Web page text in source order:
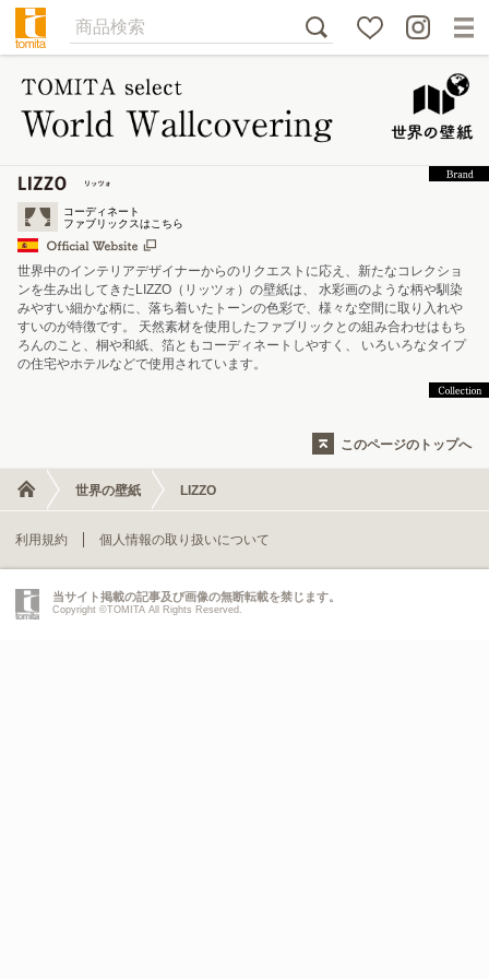
コーディネート
ファブリックスはこちら
世界中のインテリアデザイナーからのリクエストに応え、新たなコレクショ
ンを生み出してきたLIZZO（リッツォ）の壁紙は、 水彩画のような柄や馴染
みやすい細かな柄に、落ち着いたトーンの色彩で、様々な空間に取り入れや
すいのが特徴です。 天然素材を使用したファブリックとの組み合わせはもち
ろんのこと、桐や和紙、箔ともコーディネートしやすく、 いろいろなタイプ
の住宅やホテルなどで使用されています。
このページのトップへ
世界の壁紙 LIZZO
利用規約 個人情報の取り扱いについて
当サイト掲載の記事及び画像の無断転載を禁じます。
Copyright ©TOMITA All Rights Reserved.